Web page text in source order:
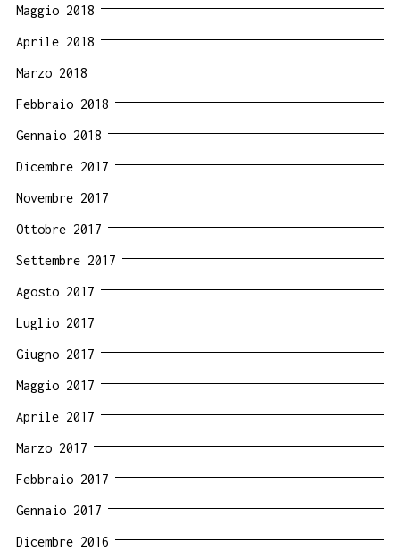
Maggio 2018
Aprile 2018
Marzo 2018
Febbraio 2018
Gennaio 2018
Dicembre 2017
Novembre 2017
Ottobre 2017
Settembre 2017
Agosto 2017
Luglio 2017
Giugno 2017
Maggio 2017
Aprile 2017
Marzo 2017
Febbraio 2017
Gennaio 2017
Dicembre 2016